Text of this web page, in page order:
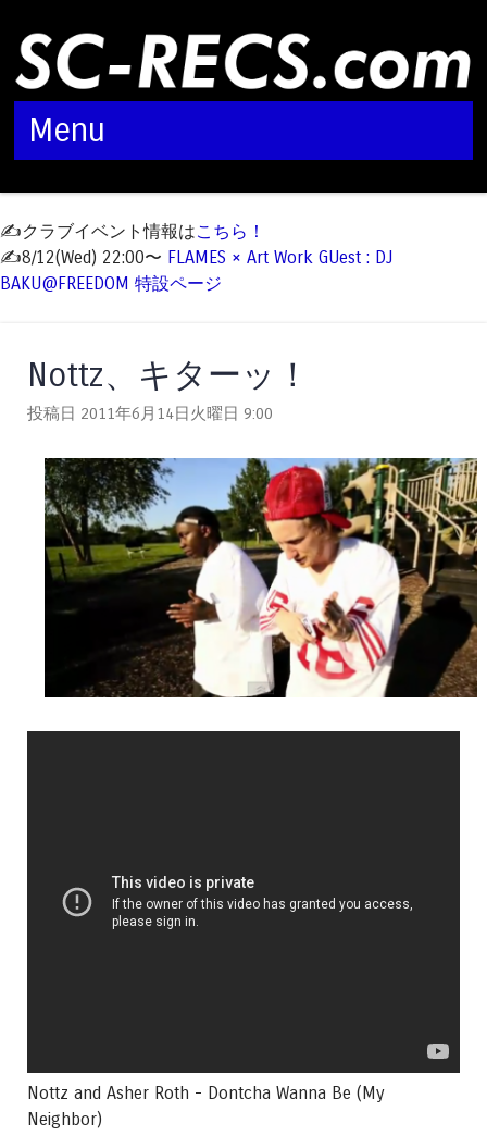
Menu
✍️クラブイベント情報はこちら！
✍️8/12(Wed) 22:00〜 FLAMES × Art Work GUest : DJ
BAKU@FREEDOM 特設ページ
Nottz、キターッ！
投稿日 2011年6月14日火曜日 9:00
Nottz and Asher Roth - Dontcha Wanna Be (My
Neighbor)